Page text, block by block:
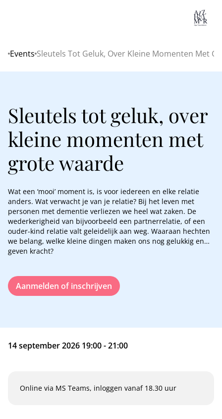
Home
Events Sleutels Tot Geluk, Over Kleine Momenten Met
Sleutels tot geluk, over
kleine momenten met
grote waarde
Wat een ‘mooi’ moment is, is voor iedereen en elke relatie
anders. Wat verwacht je van je relatie? Bij het leven met
personen met dementie verliezen we heel wat zaken. De
wederkerigheid van bijvoorbeeld een partnerrelatie, of een
ouder-kind relatie valt geleidelijk aan weg. Waaraan hechten
we belang, welke kleine dingen maken ons nog gelukkig en
geven kracht?
Aanmelden of inschrijven
14 september 2026 19:00 - 21:00
Online via MS Teams, inloggen vanaf 18.30 uur